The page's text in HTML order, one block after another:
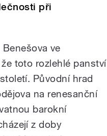
při
ve
toto rozlehlé panství
Původní hrad
na renesanční
barokní
z doby